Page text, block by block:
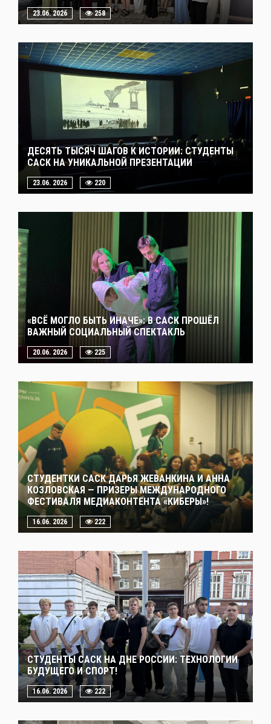
23.06. 2026 258
ДЕСЯТЬ ТЫСЯЧ ШАГОВ К ИСТОРИИ: СТУДЕНТЫ
САСК НА УНИКАЛЬНОЙ ПРЕЗЕНТАЦИИ
23.06. 2026 220
«ВСЁ МОГЛО БЫТЬ ИНАЧЕ»: В САСК ПРОШЁЛ
ВАЖНЫЙ СОЦИАЛЬНЫЙ СПЕКТАКЛЬ
20.06. 2026 225
СТУДЕНТКИ САСК ДАРЬЯ ЖЕВАНКИНА И АННА
КОЗЛОВСКАЯ — ПРИЗЕРЫ МЕЖДУНАРОДНОГО
ФЕСТИВАЛЯ МЕДИАКОНТЕНТА «КИБЕРЫ»!
16.06. 2026 222
СТУДЕНТЫ САСК НА ДНЕ РОССИИ: ТЕХНОЛОГИИ
БУДУЩЕГО И СПОРТ!
16.06. 2026 222